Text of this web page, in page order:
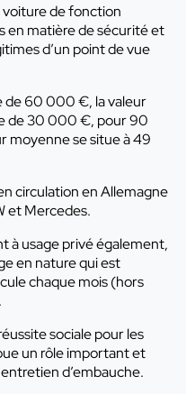
voiture de fonction
en matière de sécurité et
d’un point de vue
de 60 000 €, la valeur
de 30 000 €, pour 90
moyenne se situe à 49
circulation en Allemagne
et Mercedes.
à usage privé également,
en nature qui est
chaque mois (hors
sociale pour les
un rôle important et
d’embauche.